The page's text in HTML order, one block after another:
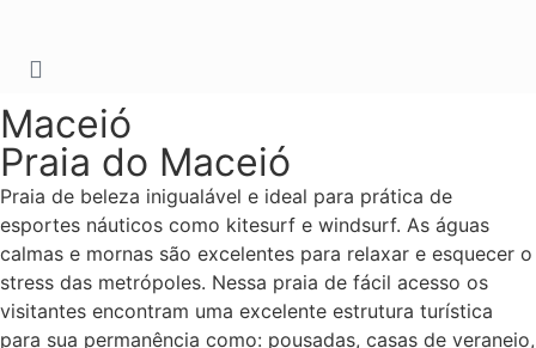
Maceió
Praia do Maceió
Praia de beleza inigualável e ideal para prática de
esportes náuticos como kitesurf e windsurf. As águas
calmas e mornas são excelentes para relaxar e esquecer o
stress das metrópoles. Nessa praia de fácil acesso os
visitantes encontram uma excelente estrutura turística
para sua permanência como: pousadas, casas de veraneio,